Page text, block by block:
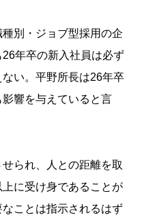
別・ジョブ型採用の企
年卒の新入社員は必ず
い。平野所長は26年卒
響を与えていると言
られ、人との距離を取
に受け身であることが
ことは指示されるはず